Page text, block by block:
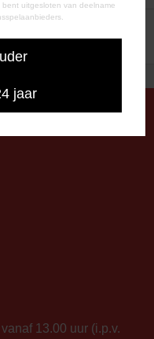
uitgesloten van deelname
jaar
13.00 uur (i.p.v.